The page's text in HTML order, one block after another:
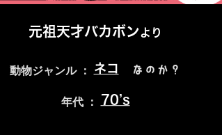
元祖天才バカボンより
動物ジャンル ： ネコ なのか？
年代 ： 70’s